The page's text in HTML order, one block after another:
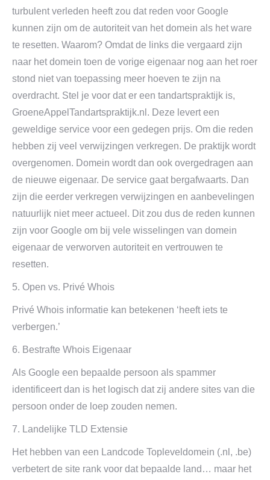
turbulent verleden heeft zou dat reden voor Google
kunnen zijn om de autoriteit van het domein als het ware
te resetten. Waarom? Omdat de links die vergaard zijn
naar het domein toen de vorige eigenaar nog aan het roer
stond niet van toepassing meer hoeven te zijn na
overdracht. Stel je voor dat er een tandartspraktijk is,
GroeneAppelTandartspraktijk.nl. Deze levert een
geweldige service voor een gedegen prijs. Om die reden
hebben zij veel verwijzingen verkregen. De praktijk wordt
overgenomen. Domein wordt dan ook overgedragen aan
de nieuwe eigenaar. De service gaat bergafwaarts. Dan
zijn die eerder verkregen verwijzingen en aanbevelingen
natuurlijk niet meer actueel. Dit zou dus de reden kunnen
zijn voor Google om bij vele wisselingen van domein
eigenaar de verworven autoriteit en vertrouwen te
resetten.
5. Open vs. Privé Whois
Privé Whois informatie kan betekenen ‘heeft iets te
verbergen.’
6. Bestrafte Whois Eigenaar
Als Google een bepaalde persoon als spammer
identificeert dan is het logisch dat zij andere sites van die
persoon onder de loep zouden nemen.
7. Landelijke TLD Extensie
Het hebben van een Landcode Topleveldomein (.nl, .be)
verbetert de site rank voor dat bepaalde land… maar het